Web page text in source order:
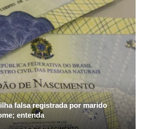
falsa registrada por marido
entenda